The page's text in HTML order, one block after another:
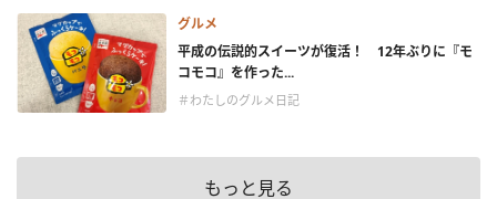
グルメ
平成の伝説的スイーツが復活！ 12年ぶりに『モ
コモコ』を作った...
＃わたしのグルメ日記
もっと見る